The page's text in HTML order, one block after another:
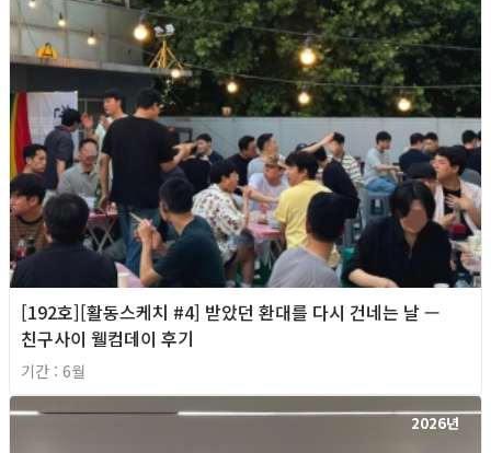
[192호][활동스케치 #4] 받았던 환대를 다시 건네는 날 —
친구사이 웰컴데이 후기
기간 : 6월
2026년